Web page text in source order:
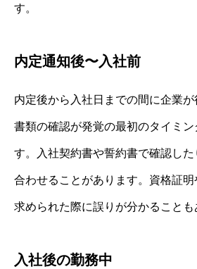
す。
内定通知後〜入社前
内定後から入社日までの間に企業
書類の確認が発覚の最初のタイミ
す。入社契約書や誓約書で確認し
合わせることがあります。資格証
求められた際に誤りが分かることも
入社後の勤務中